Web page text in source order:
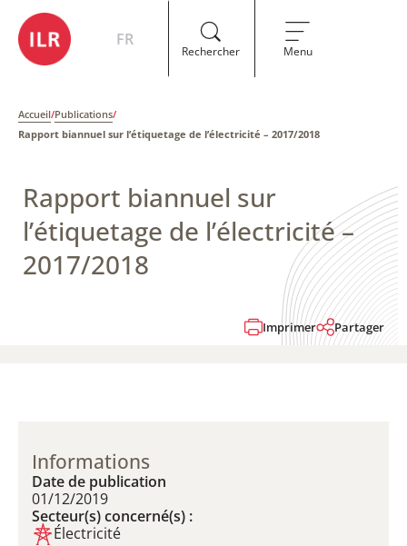
FR
Rechercher Menu
Accueil/Publications/
Rapport biannuel sur l’étiquetage de l’électricité​​ – 2017/2018
Rapport biannuel sur
l’étiquetage de l’électricité​​ –
2017/2018
Imprimer Partager
Informations
Date de publication
01/12/2019
Secteur(s) concerné(s) :
Électricité